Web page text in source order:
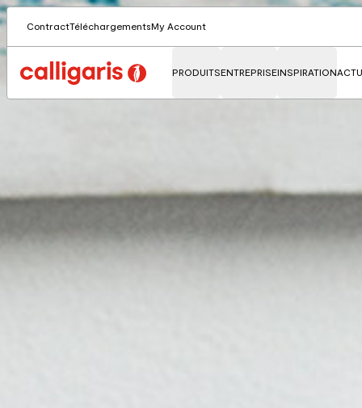
ContractTéléchargementsMy Account
PRODUITSENTREPRISEINSPIRATION